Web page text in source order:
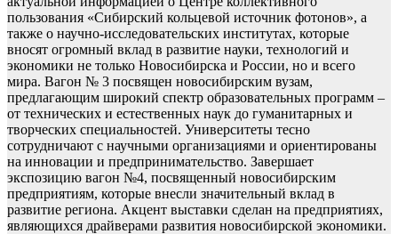
пользования «Сибирский кольцевой источник фотонов», а
также о научно-исследовательских институтах, которые
вносят огромный вклад в развитие науки, технологий и
экономики не только Новосибирска и России, но и всего
мира. Вагон № 3 посвящен новосибирским вузам,
предлагающим широкий спектр образовательных программ –
от технических и естественных наук до гуманитарных и
творческих специальностей. Университеты тесно
сотрудничают с научными организациями и ориентированы
на инновации и предпринимательство. Завершает
экспозицию вагон №4, посвященный новосибирским
предприятиям, которые внесли значительный вклад в
развитие региона. Акцент выставки сделан на предприятиях,
являющихся драйверами развития новосибирской экономики.